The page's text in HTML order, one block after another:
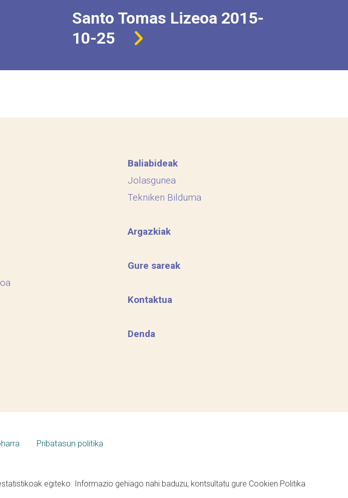
Santo Tomas Lizeoa 2015-
10-25
Baliabideak
Jolasgunea
Tekniken Bilduma
Argazkiak
Gure sareak
Kontaktua
Denda
Pribatasun politika
egiteko. Informazio gehiago nahi baduzu, kontsultatu gure Cookien Politika